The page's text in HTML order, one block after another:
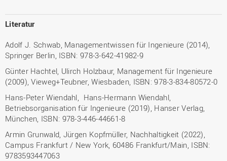
Literatur
Adolf J. Schwab, Managementwissen für Ingenieure (2014),
Springer Berlin, ISBN: 978-3-642-41982-9
Günter Hachtel, Ulirch Holzbaur, Management für Ingenieure
(2009), Vieweg+Teubner, Wiesbaden, ISBN: 978-3-834-80572-0
Hans-Peter Wiendahl, Hans-Hermann Wiendahl,
Betriebsorganisation für Ingenieure (2019), Hanser Verlag,
München, ISBN: 978-3-446-44661-8
Armin Grunwald, Jürgen Kopfmüller, Nachhaltigkeit (2022),
Campus Frankfurt / New York, 60486 Frankfurt/Main, ISBN:
9783593447063